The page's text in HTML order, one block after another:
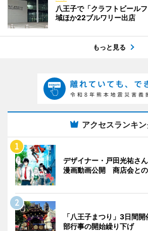
八王子で「クラフトビール
域ほか22ブルワリー出店
もっと見る
アクセスランキ
デザイナー・戸田光祐さ
漫画動画公開 商店会と
「八王子まつり」3日間
部行事の開始繰り下げ